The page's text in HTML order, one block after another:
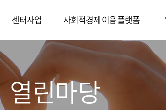
센터사업
저변확대
발굴및육성
성장촉진
공간및시설지원
사회적경제 이음 플랫폼
체험·서비스 이음
제품 이음
공
서
열린마당